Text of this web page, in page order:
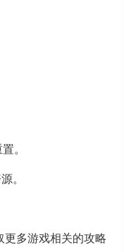
。
。
更多游戏相关的攻略